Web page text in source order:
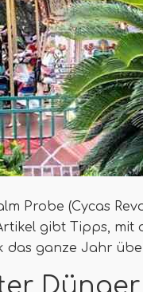
Probe (Cycas
gibt Tipps, mit
das ganze Jahr